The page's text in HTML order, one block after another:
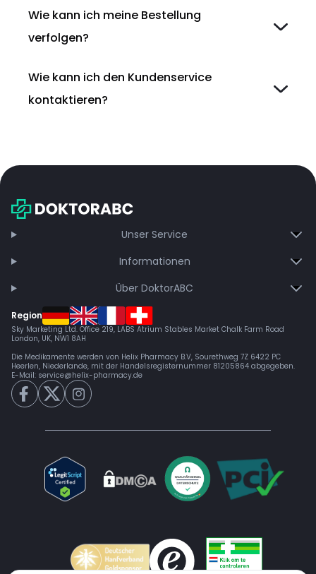
Wie kann ich meine Bestellung
verfolgen?
Wie kann ich den Kundenservice
kontaktieren?
Unser Service
Informationen
Über DoktorABC
Region
Sky Marketing Ltd. Office 219, LABS Atrium Stables Market Chalk Farm Road
London, UK, NW1 8AH
Die Medikamente werden von Helix Pharmacy B.V, Sourethweg 7Z 6422 PC
Heerlen, Niederlande, mit der Handelsregisternummer 81205864 abgegeben.
E-Mail: service@helix-pharmacy.de